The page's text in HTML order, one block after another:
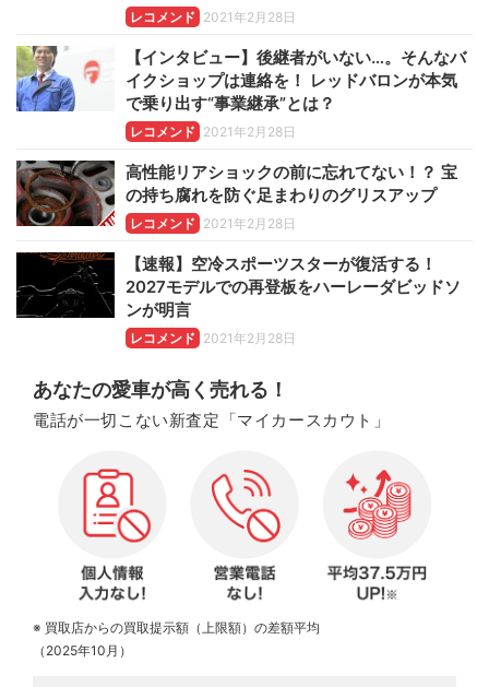
レコメンド 2021年2月28日
【インタビュー】後継者がいない…。そんなバ
イクショップは連絡を！ レッドバロンが本気
で乗り出す“事業継承”とは？
レコメンド 2021年2月28日
高性能リアショックの前に忘れてない！？ 宝
の持ち腐れを防ぐ足まわりのグリスアップ
レコメンド 2021年2月28日
【速報】空冷スポーツスターが復活する！
2027モデルでの再登板をハーレーダビッドソ
ンが明言
レコメンド 2021年2月28日
あなたの愛車が高く売れる！
電話が一切こない新査定「マイカースカウト」
※ 買取店からの買取提示額（上限額）の差額平均
（2025年10月）